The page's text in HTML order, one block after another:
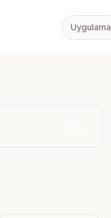
Uygulama